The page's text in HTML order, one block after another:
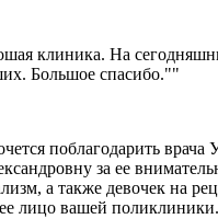
клиника. На
Большое спасибо. "
поблагодарить врача
за ее
а также девочек на
лицо вашей